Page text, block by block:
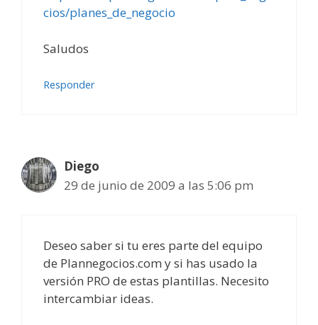
cios/planes_de_negocio
Saludos
Responder
Diego
29 de junio de 2009 a las 5:06 pm
Deseo saber si tu eres parte del equipo
de Plannegocios.com y si has usado la
versión PRO de estas plantillas. Necesito
intercambiar ideas.